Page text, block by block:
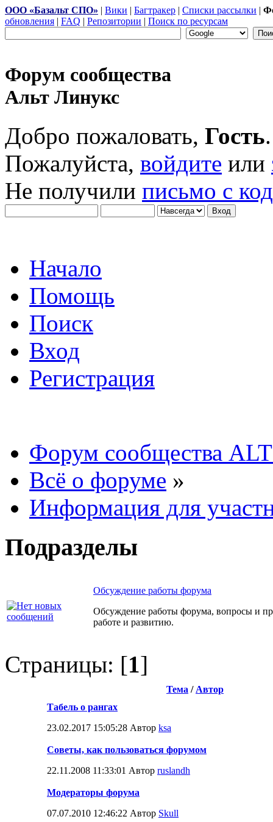
ООО «Базальт СПО» | Вики | Багтракер | Списки рассылки |
обновления | FAQ | Репозитории | Поиск по ресурсам
Форум сообщества
Альт Линукс
Добро пожаловать, Гость.
Пожалуйста, войдите или
Не получили письмо с
Начало
Помощь
Поиск
Вход
Регистрация
Форум сообщества
Всё о форуме »
Информация для
Подразделы
Обсуждение работы форума
Обсуждение работы форума, вопросы и
работе и развитию.
Страницы: [1]
Тема / Автор
Табель о рангах
23.02.2017 15:05:28 Автор ksa
Советы, как пользоваться форумом
22.11.2008 11:33:01 Автор ruslandh
Модераторы форума
07.07.2010 12:46:22 Автор Skull